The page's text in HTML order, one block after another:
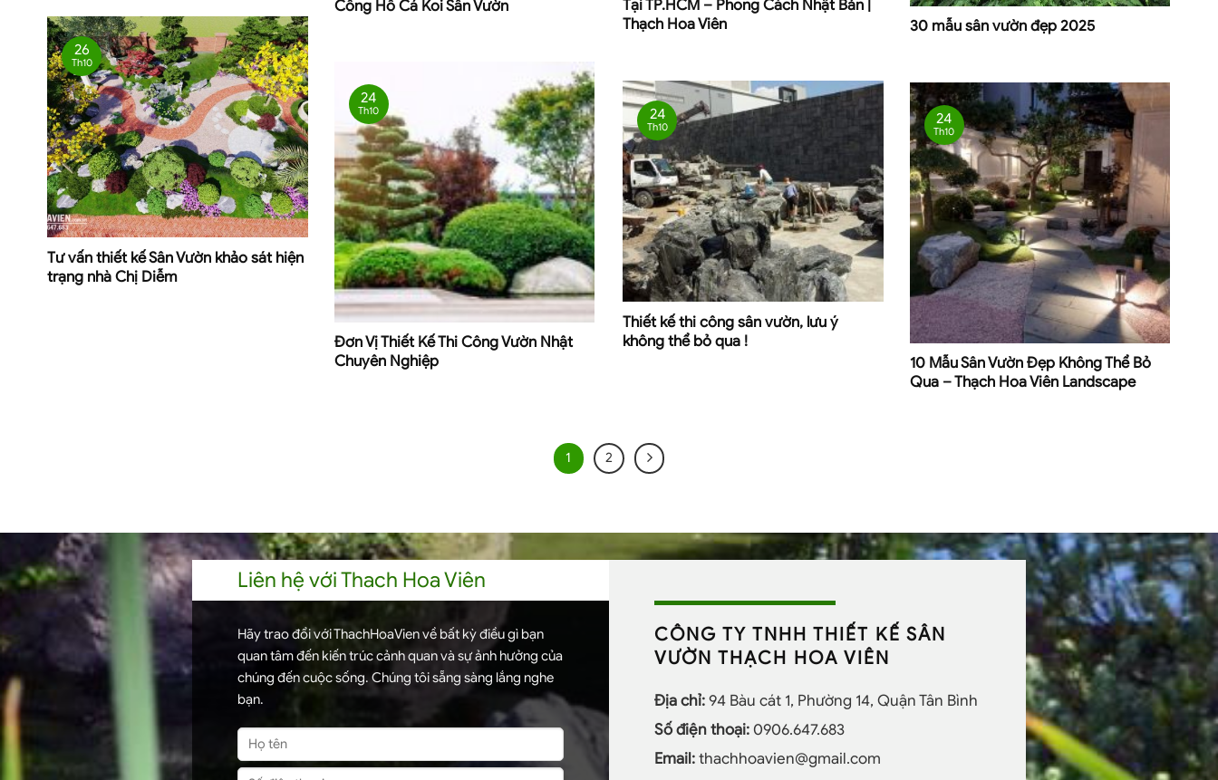
Tại TP.HCM – Phong Cách Nhật Bản |
Thạch Hoa Viên
Công Hồ Cá Koi Sân Vườn
30 mẫu sân vườn đẹp 2025
Tư vấn thiết kế Sân Vườn khảo sát hiện
trạng nhà Chị Diễm
26
Th10
Đơn Vị Thiết Kế Thi Công Vườn Nhật
Chuyên Nghiệp
24
Th10
Thiết kế thi công sân vườn, lưu ý
không thể bỏ qua !
24
Th10
10 Mẫu Sân Vườn Đẹp Không Thể Bỏ
Qua – Thạch Hoa Viên Landscape
24
Th10
1 2
Liên hệ với Thach Hoa Viên
Hãy trao đổi với ThachHoaVien về bất kỳ điều gì bạn
quan tâm đến kiến trúc cảnh quan và sự ảnh hưởng của
chúng đến cuộc sống. Chúng tôi sẵng sàng lắng nghe
bạn.
CÔNG TY TNHH THIẾT KẾ SÂN
VƯỜN THẠCH HOA VIÊN
Địa chỉ:94 Bàu cát 1, Phường 14, Quận Tân Bình
Số điện thoại:0906.647.683
Email:thachhoavien@gmail.com